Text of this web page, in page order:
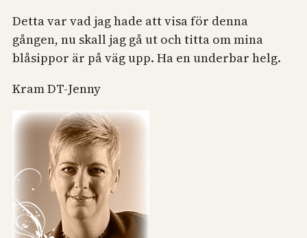
Detta var vad jag hade att visa för denna
gången, nu skall jag gå ut och titta om mina
blåsippor är på väg upp. Ha en underbar helg.
Kram DT-Jenny